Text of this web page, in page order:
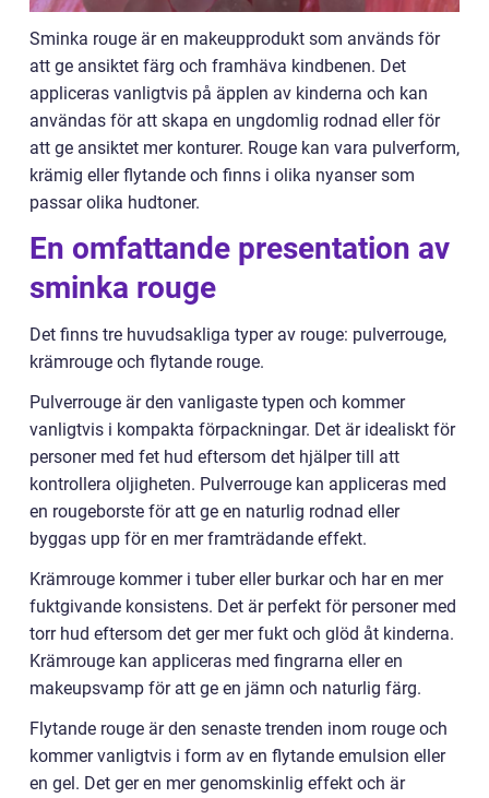
Sminka rouge är en makeupprodukt som används för
att ge ansiktet färg och framhäva kindbenen. Det
appliceras vanligtvis på äpplen av kinderna och kan
användas för att skapa en ungdomlig rodnad eller för
att ge ansiktet mer konturer. Rouge kan vara pulverform,
krämig eller flytande och finns i olika nyanser som
passar olika hudtoner.
En omfattande presentation av
sminka rouge
Det finns tre huvudsakliga typer av rouge: pulverrouge,
krämrouge och flytande rouge.
Pulverrouge är den vanligaste typen och kommer
vanligtvis i kompakta förpackningar. Det är idealiskt för
personer med fet hud eftersom det hjälper till att
kontrollera oljigheten. Pulverrouge kan appliceras med
en rougeborste för att ge en naturlig rodnad eller
byggas upp för en mer framträdande effekt.
Krämrouge kommer i tuber eller burkar och har en mer
fuktgivande konsistens. Det är perfekt för personer med
torr hud eftersom det ger mer fukt och glöd åt kinderna.
Krämrouge kan appliceras med fingrarna eller en
makeupsvamp för att ge en jämn och naturlig färg.
Flytande rouge är den senaste trenden inom rouge och
kommer vanligtvis i form av en flytande emulsion eller
en gel. Det ger en mer genomskinlig effekt och är